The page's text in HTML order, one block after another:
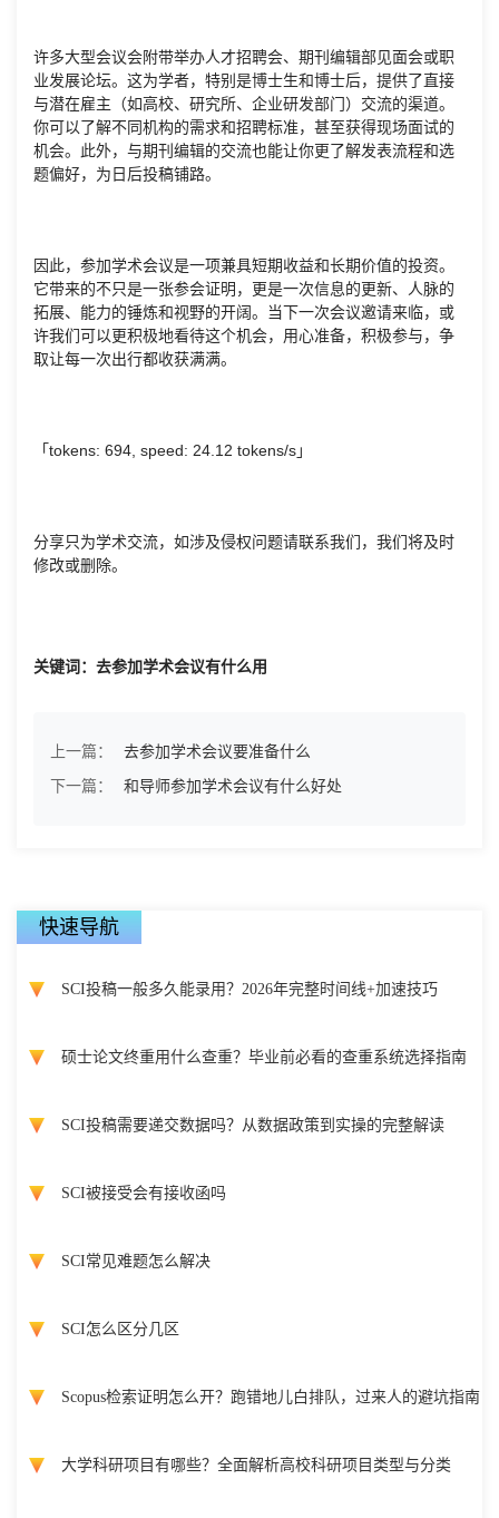
许多大型会议会附带举办人才招聘会、期刊编辑部见面会或职
业发展论坛。这为学者，特别是博士生和博士后，提供了直接
与潜在雇主（如高校、研究所、企业研发部门）交流的渠道。
你可以了解不同机构的需求和招聘标准，甚至获得现场面试的
机会。此外，与期刊编辑的交流也能让你更了解发表流程和选
题偏好，为日后投稿铺路。
因此，参加学术会议是一项兼具短期收益和长期价值的投资。
它带来的不只是一张参会证明，更是一次信息的更新、人脉的
拓展、能力的锤炼和视野的开阔。当下一次会议邀请来临，或
许我们可以更积极地看待这个机会，用心准备，积极参与，争
取让每一次出行都收获满满。
「tokens: 694, speed: 24.12 tokens/s」
分享只为学术交流，如涉及侵权问题请联系我们，我们将及时
修改或删除。
关键词：去参加学术会议有什么用
上一篇：
去参加学术会议要准备什么
下一篇：
和导师参加学术会议有什么好处
快速导航
SCI投稿一般多久能录用？2026年完整时间线+加速技巧
硕士论文终重用什么查重？毕业前必看的查重系统选择指南
SCI投稿需要递交数据吗？从数据政策到实操的完整解读
SCI被接受会有接收函吗
SCI常见难题怎么解决
SCI怎么区分几区
Scopus检索证明怎么开？跑错地儿白排队，过来人的避坑指南
大学科研项目有哪些？全面解析高校科研项目类型与分类